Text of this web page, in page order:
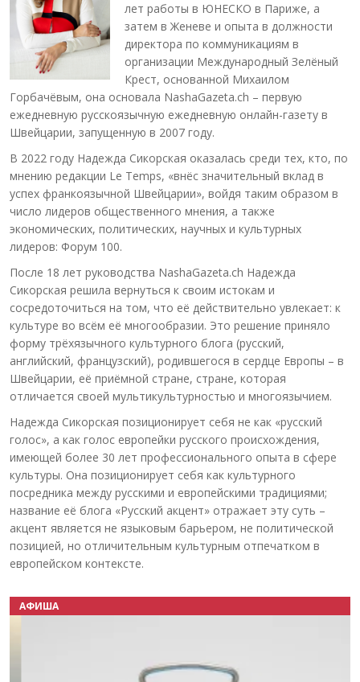
лет работы в ЮНЕСКО в Париже, а
затем в Женеве и опыта в должности
директора по коммуникациям в
организации Международный Зелёный
Крест, основанной Михаилом
Горбачёвым, она основала NashaGazeta.ch – первую
ежедневную русскоязычную ежедневную онлайн-газету в
Швейцарии, запущенную в 2007 году.
В 2022 году Надежда Сикорская оказалась среди тех, кто, по
мнению редакции Le Temps, «внёс значительный вклад в
успех франкоязычной Швейцарии», войдя таким образом в
число лидеров общественного мнения, а также
экономических, политических, научных и культурных
лидеров: Форум 100.
После 18 лет руководства NashaGazeta.ch Надежда
Сикорская решила вернуться к своим истокам и
сосредоточиться на том, что её действительно увлекает: к
культуре во всём её многообразии. Это решение приняло
форму трёхязычного культурного блога (русский,
английский, французский), родившегося в сердце Европы – в
Швейцарии, её приёмной стране, стране, которая
отличается своей мультикультурностью и многоязычием.
Надежда Сикорская позиционирует себя не как «русский
голос», а как голос европейки русского происхождения,
имеющей более 30 лет профессионального опыта в сфере
культуры. Она позиционирует себя как культурного
посредника между русскими и европейскими традициями;
название её блога «Русский акцент» отражает эту суть –
акцент является не языковым барьером, не политической
позицией, но отличительным культурным отпечатком в
европейском контексте.
АФИША